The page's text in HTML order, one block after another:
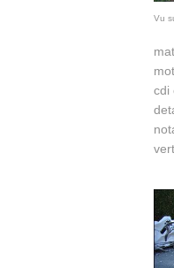
Vu
cdi